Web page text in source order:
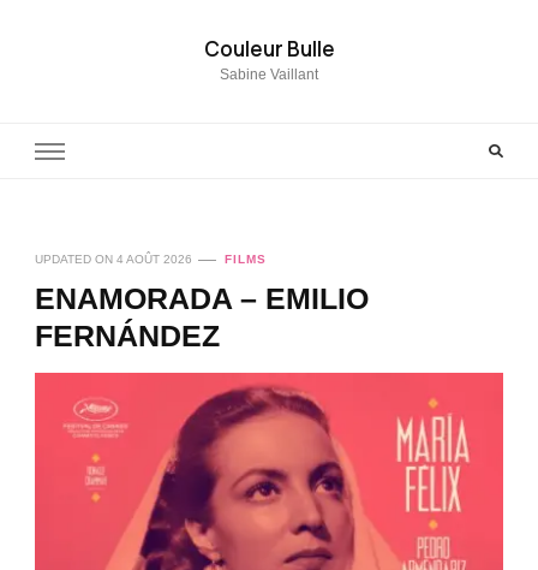
Couleur Bulle
Sabine Vaillant
UPDATED ON 4 AOÛT 2026 FILMS
ENAMORADA – EMILIO
FERNÁNDEZ